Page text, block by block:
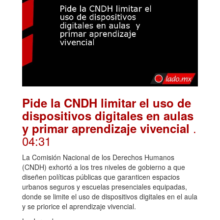
Pide la CNDH limitar el uso de
dispositivos digitales en aulas
y primar aprendizaje vivencial .
04:31
La Comisión Nacional de los Derechos Humanos
(CNDH) exhortó a los tres niveles de gobierno a que
diseñen políticas públicas que garanticen espacios
urbanos seguros y escuelas presenciales equipadas,
donde se limite el uso de dispositivos digitales en el aula
y se priorice el aprendizaje vivencial.